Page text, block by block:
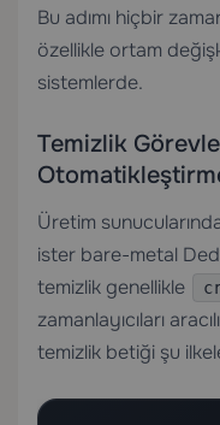
Bu adımı hiçbir
özellikle ortam
sistemlerde.
Temizlik
Üretim
ister bare-metal
temizlik genellikle
zamanlayıcıları
temizlik betiği şu